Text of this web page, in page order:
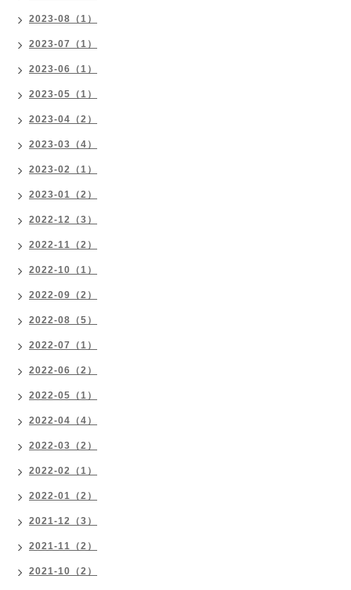
2023-08（1）
2023-07（1）
2023-06（1）
2023-05（1）
2023-04（2）
2023-03（4）
2023-02（1）
2023-01（2）
2022-12（3）
2022-11（2）
2022-10（1）
2022-09（2）
2022-08（5）
2022-07（1）
2022-06（2）
2022-05（1）
2022-04（4）
2022-03（2）
2022-02（1）
2022-01（2）
2021-12（3）
2021-11（2）
2021-10（2）